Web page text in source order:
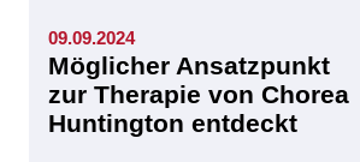
09.09.2024
Möglicher Ansatzpunkt
zur Therapie von Chorea
Huntington entdeckt